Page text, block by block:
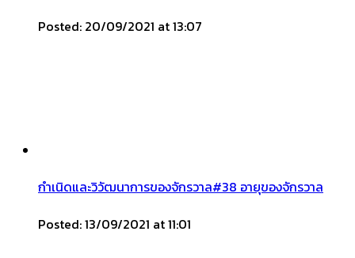
Posted: 20/09/2021 at 13:07
กำเนิดและวิวัฒนาการของจักรวาล#38 อายุของจักรวาล
Posted: 13/09/2021 at 11:01